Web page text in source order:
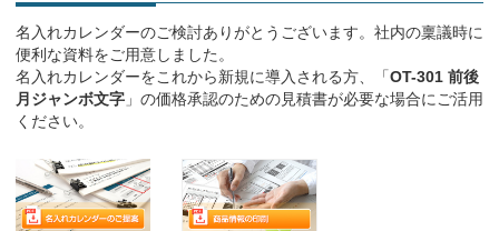
名入れカレンダーのご検討ありがとうございます。社内の稟議時に
便利な資料をご用意しました。
名入れカレンダーをこれから新規に導入される方、「OT-301 前後
月ジャンボ文字 」の価格承認のための見積書が必要な場合にご活用
ください。